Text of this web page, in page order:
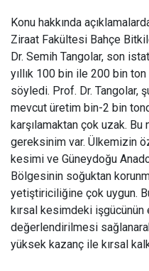
Konu hakkında
Ziraat Fakültesi Bahçe
Dr. Semih Tangolar, son
yıllık 100 bin ile 200 bin
söyledi. Prof. Dr. Tangolar,
mevcut üretim bin-2 bin
karşılamaktan çok uzak. Bu
gereksinim var. Ülkemizin
kesimi ve Güneydoğu
Bölgesinin soğuktan
yetiştiriciliğine çok uygun.
kırsal kesimdeki
değerlendirilmesi
yüksek kazanç ile kırsal